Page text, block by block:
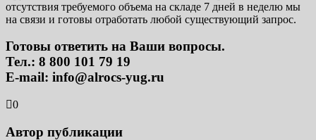
отсутствия требуемого объема на складе 7 дней в неделю мы
на связи и готовы отработать любой существующий запрос.
Готовы ответить на Ваши вопросы.
Тел.: 8 800 101 79 19
E-mail: info@alrocs-yug.ru
0
Автор публикации